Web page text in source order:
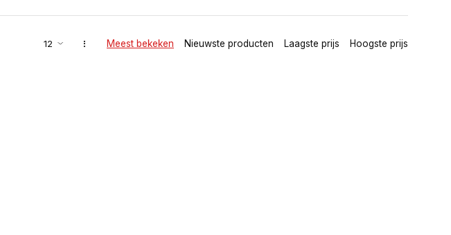
Meest bekeken Nieuwste producten Laagste prijs Hoogste prijs